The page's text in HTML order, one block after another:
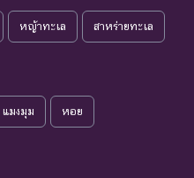
หตุให้ชนิดพันธุ์นั้นสูญ
พันธุ์ที่มีแนวโน้มอาจถูก
คามในอนาคตอันใกล้
หญ้าทะเล สาหร่ายทะเล
แมงมุม หอย